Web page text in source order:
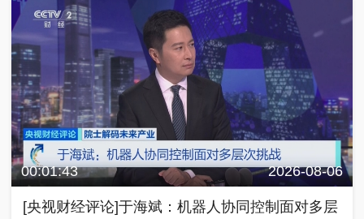
00:01:43 2026-08-06
[央视财经评论]于海斌：机器人协同控制面对多层